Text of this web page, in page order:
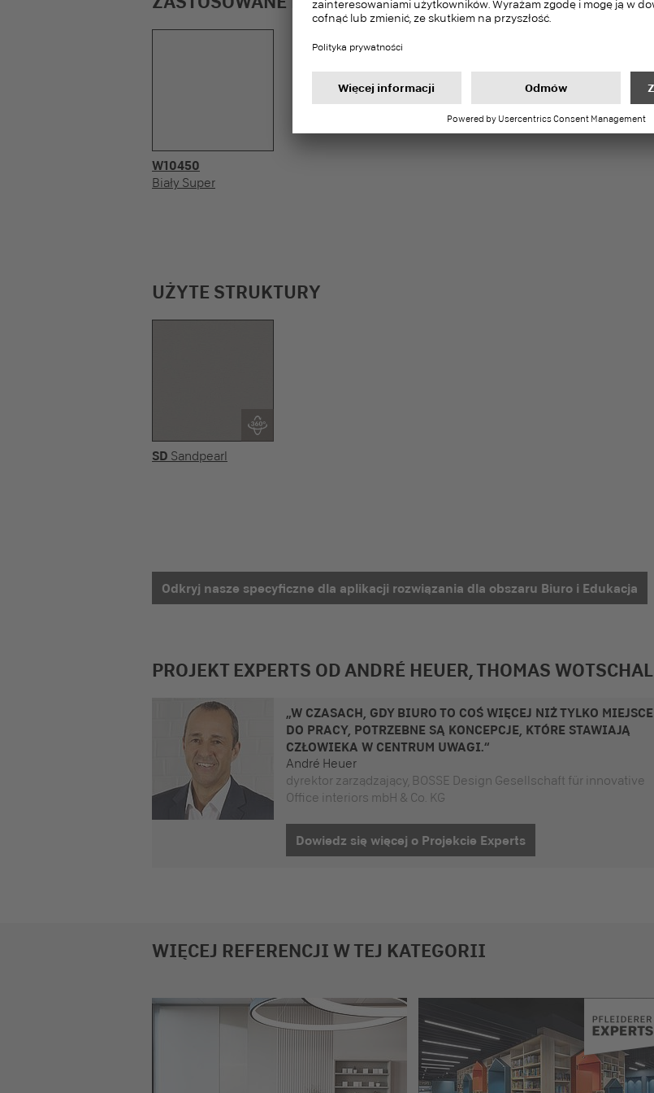
W10450
Biały Super
UŻYTE STRUKTURY
SD Sandpearl
Odkryj nasze specyficzne dla aplikacji rozwiązania dla obszaru Biuro i Edukacja
PROJEKT EXPERTS OD ANDRÉ HEUER, THOMAS WOTSCHAL
„W CZASACH, GDY BIURO TO COŚ WIĘCEJ NIŻ TYLKO MIEJSCE
DO PRACY, POTRZEBNE SĄ KONCEPCJE, KTÓRE STAWIAJĄ
CZŁOWIEKA W CENTRUM UWAGI.“
André Heuer
dyrektor zarządzający, BOSSE Design Gesellschaft für innovative
Office interiors mbH & Co. KG
Dowiedz się więcej o Projekcie Experts
WIĘCEJ REFERENCJI W TEJ KATEGORII